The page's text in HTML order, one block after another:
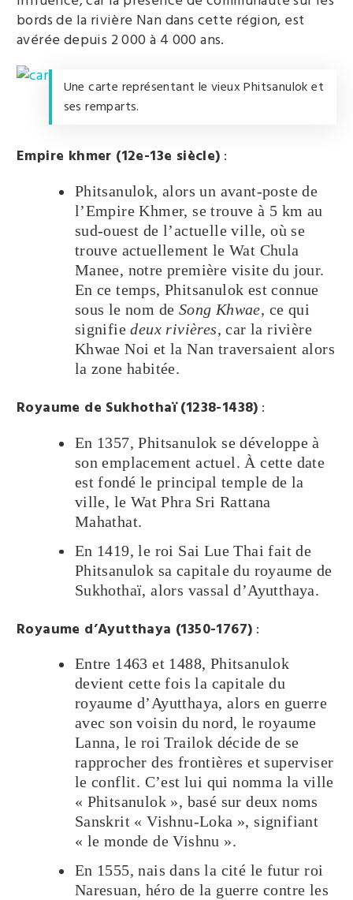
bords de la rivière Nan dans cette région, est
avérée depuis 2 000 à 4 000 ans.
Une carte représentant le vieux Phitsanulok et
ses remparts.
Empire khmer (12e-13e siècle) :
Phitsanulok, alors un avant-poste de
l’Empire Khmer, se trouve à 5 km au
sud-ouest de l’actuelle ville, où se
trouve actuellement le Wat Chula
Manee, notre première visite du jour.
En ce temps, Phitsanulok est connue
sous le nom de Song Khwae, ce qui
signifiedeux rivières, car la rivière
Khwae Noi et la Nan traversaient alors
la zone habitée.
Royaume de Sukhothaï (1238-1438) :
En 1357, Phitsanulok se développe à
son emplacement actuel. À cette date
est fondé le principal temple de la
ville, le Wat Phra Sri Rattana
Mahathat.
En 1419, le roi Sai Lue Thai fait de
Phitsanulok sa capitale du royaume de
Sukhothaï, alors vassal d’Ayutthaya.
Royaume d’Ayutthaya (1350-1767) :
Entre 1463 et 1488, Phitsanulok
devient cette fois la capitale du
royaume d’Ayutthaya, alors en guerre
avec son voisin du nord, le royaume
Lanna, le roi Trailok décide de se
rapprocher des frontières et superviser
le conflit. C’est lui qui nomma la ville
« Phitsanulok », basé sur deux noms
Sanskrit « Vishnu-Loka », signifiant
« le monde de Vishnu ».
En 1555, nais dans la cité le futur roi
Naresuan, héro de la guerre contre les